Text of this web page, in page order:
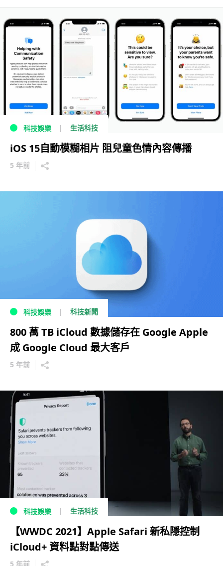
科技娛樂 生活科技
iOS 15自動模糊相片 阻兒童色情內容傳播
5 年前
科技娛樂 科技新聞
800 萬 TB iCloud 數據儲存在 Google Apple
成 Google Cloud 最大客戶
5 年前
科技娛樂 生活科技
【WWDC 2021】Apple Safari 新私隱控制
iCloud+ 資料點對點傳送
5 年前